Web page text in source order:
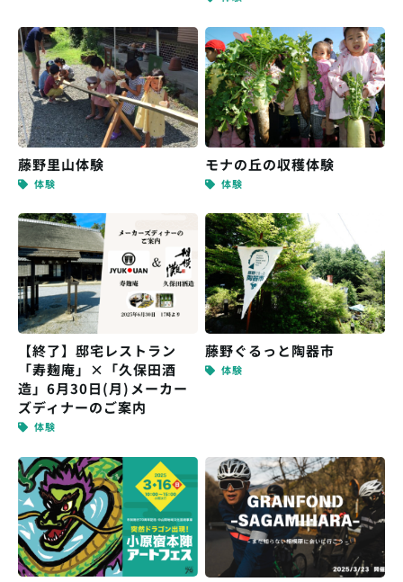
藤野里山体験
体験
モナの丘の収穫体験
体験
【終了】邸宅レストラン
「寿麹庵」×「久保田酒
造」6月30日(月)メーカー
ズディナーのご案内
体験
藤野ぐるっと陶器市
体験